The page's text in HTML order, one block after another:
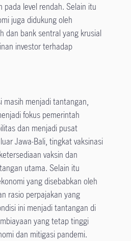
pada level rendah. Selain itu
juga didukung oleh
dan bank sentral yang krusial
investor terhadap
masih menjadi tantangan,
fokus pemerintah
dan menjadi pusat
Jawa-Bali, tingkat vaksinasi
vaksin dan
utama. Selain itu
yang disebabkan oleh
rasio perpajakan yang
ini menjadi tantangan di
yang tetap tinggi
dan mitigasi pandemi.